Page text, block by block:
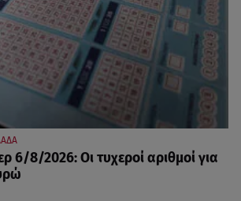
6/8/2026: Οι τυχεροί αριθμοί για